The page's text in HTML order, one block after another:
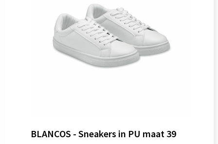
BLANCOS - Sneakers in PU maat 39